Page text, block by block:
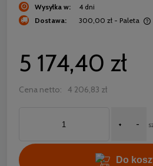
Wysyłka w:
4 dni
Dostawa:
300,00 zł - Paleta
Cena nie zawiera ewentualnych
5 174,40 zł
Cena netto: 4 206,83 zł
+ -
Do